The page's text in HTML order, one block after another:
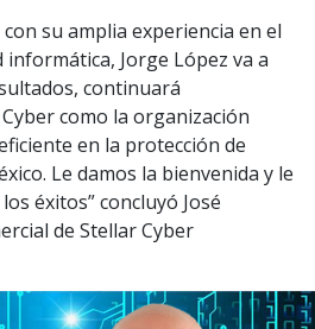
su amplia experiencia en el
Jorge López va a
continuará
como la organización
en la protección de
Le damos la bienvenida y le
éxitos” concluyó José
de Stellar Cyber